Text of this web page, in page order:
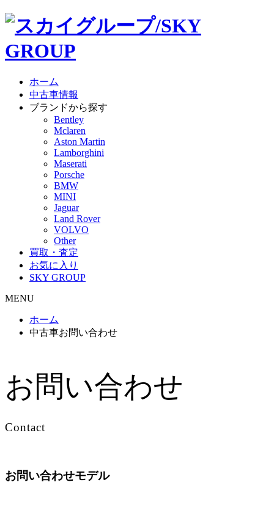
ホーム
中古車情報
ブランドから探す
Bentley
Mclaren
Aston Martin
Lamborghini
Maserati
Porsche
BMW
MINI
Jaguar
Land Rover
VOLVO
Other
買取・査定
お気に入り
SKY GROUP
MENU
ホーム
中古車お問い合わせ
お問い合わせ
Contact
お問い合わせモデル